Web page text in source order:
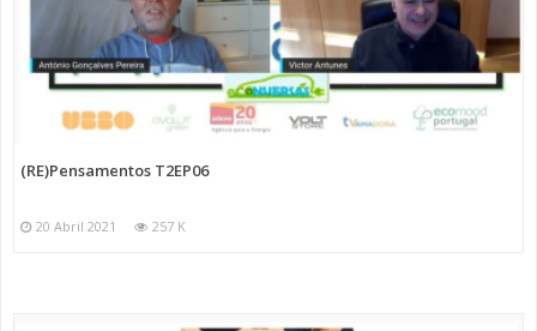
(RE)Pensamentos T2EP06
20 Abril 2021 257 K